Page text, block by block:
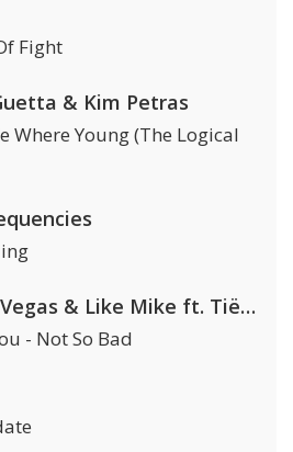
Fight
& Kim Petras
Where Young (The Logical
Dimitri Vegas & Like Mike ft. Tiësto, W&W & Dido
- Not So Bad